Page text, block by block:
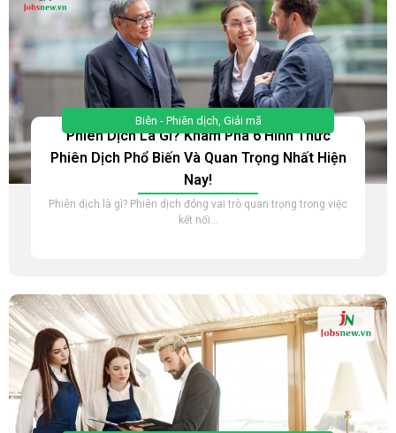
Biên - Phiên dịch Giải mã
Phiên Dịch Là Gì? Khám Phá 6 Hình Thức
Phiên Dịch Phổ Biến Và Quan Trọng Nhất Hiện
Nay!
Phiên dịch là gì? Phiên dịch đóng vai trò quan trọng trong việc
kết nối...